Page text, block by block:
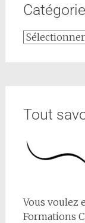
Tout
Vous voulez
Formations